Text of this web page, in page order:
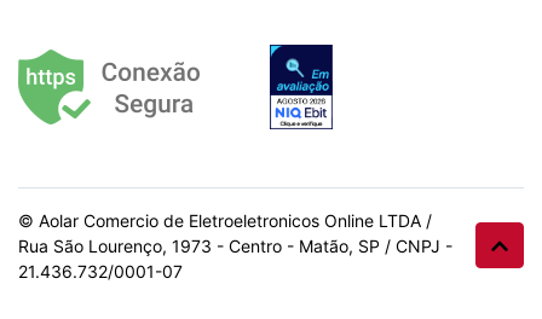
© Aolar Comercio de Eletroeletronicos Online LTDA /
Rua São Lourenço, 1973 - Centro - Matão, SP / CNPJ -
21.436.732/0001-07